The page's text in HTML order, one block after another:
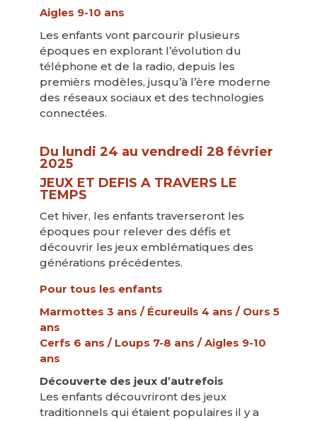
Aigles 9-10 ans
Les enfants vont parcourir plusieurs
époques en explorant l’évolution du
téléphone et de la radio, depuis les
premièrs modèles, jusqu’à l’ère moderne
des réseaux sociaux et des technologies
connectées.
Du lundi 24 au vendredi 28 février
2025
JEUX ET DEFIS A TRAVERS LE
TEMPS
Cet hiver, les enfants traverseront les
époques pour relever des défis et
découvrir les jeux emblématiques des
générations précédentes.
Pour tous les enfants
Marmottes 3 ans / Écureuils 4 ans / Ours 5
ans
Cerfs 6 ans / Loups 7-8 ans / Aigles 9-10
ans
Découverte des jeux d’autrefois
Les enfants découvriront des jeux
traditionnels qui étaient populaires il y a